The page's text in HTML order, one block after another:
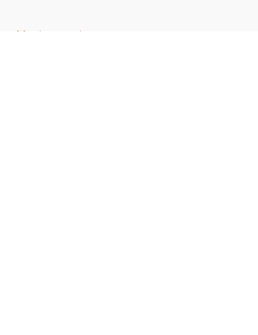
Mostrar mais